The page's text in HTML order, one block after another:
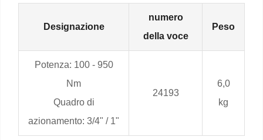
Designazione
numero
della voce
Peso
Potenza: 100 - 950
Nm
Quadro di
azionamento: 3/4" / 1"
24193
6,0
kg